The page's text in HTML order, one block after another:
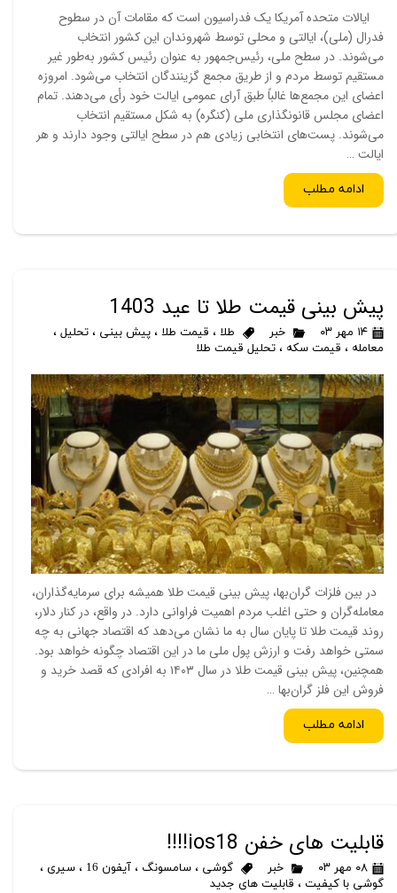
ایالات متحده آمریکا یک فدراسیون است که مقامات آن در سطوح
فدرال (ملی)، ایالتی و محلی توسط شهروندان این کشور انتخاب
می‌شوند. در سطح ملی، رئیس‌جمهور به عنوان رئیس کشور به‌طور غیر
مستقیم توسط مردم و از طریق مجمع گزینندگان انتخاب می‌شود. امروزه
اعضای این مجمع‌ها غالباً طبق آرای عمومی ایالت خود رأی می‌دهند. تمام
اعضای مجلس قانونگذاری ملی (کنگره) به شکل مستقیم انتخاب
می‌شوند. پست‌های انتخابی زیادی هم در سطح ایالتی وجود دارند و هر
ایالت …
ادامه مطلب
پیش بینی قیمت طلا تا عید 1403
۱۴ مهر ۰۳ خبر طلا ، قیمت طلا ، پیش بینی ، تحلیل ،
معامله ، قیمت سکه ، تحلیل قیمت طلا
در بین فلزات گران‌بها، پیش بینی قیمت طلا همیشه برای سرمایه‌گذاران،
معامله‌گران و حتی اغلب مردم اهمیت فراوانی دارد. در واقع، در کنار دلار،
روند قیمت طلا تا پایان سال به ما نشان می‌دهد که اقتصاد جهانی به چه
سمتی خواهد رفت و ارزش پول ملی ما در این اقتصاد چگونه خواهد بود.
همچنین، پیش بینی قیمت طلا در سال ۱۴۰۳ به افرادی که قصد خرید و
فروش این فلز گران‌بها …
ادامه مطلب
قابلیت های خفن ios18!!!!
۰۸ مهر ۰۳ خبر گوشی ، سامسونگ ، آیفون 16 ، سیری ،
گوشی با کیفیت ، قابلیت های جدید